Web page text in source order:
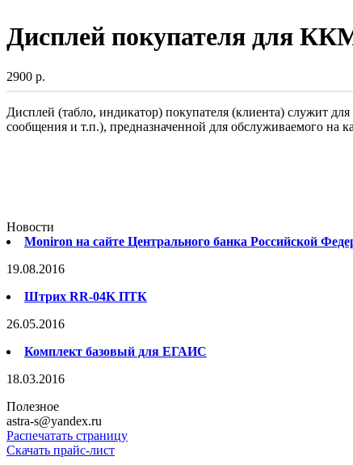
Дисплей покупателя для
2900 р.
Дисплей (табло, индикатор) покупателя (клиента) служит
сообщения и т.п.), предназначенной для обслуживаемого на
Новости
Moniron на сайте Центрального банка Российской
19.08.2016
Штрих RR-04K ПТК
26.05.2016
Комплект базовый для ЕГАИС
18.03.2016
Полезное
astra-s@yandex.ru
Распечатать страницу
Скачать прайс-лист